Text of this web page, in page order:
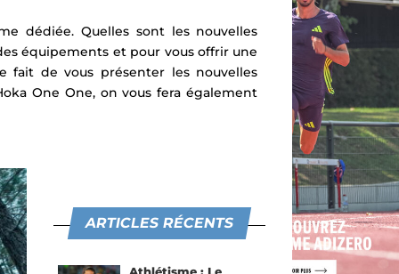
dédiée. Quelles sont les nouvelles
équipements et pour vous offrir une
fait de vous présenter les nouvelles
One One, on vous fera également
ARTICLES RÉCENTS
Athlétisme : Le